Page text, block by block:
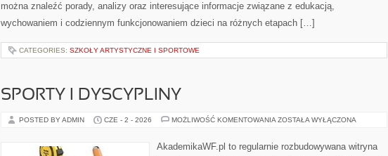
można znaleźć porady, analizy oraz interesujące informacje związane z edukacją,
wychowaniem i codziennym funkcjonowaniem dzieci na różnych etapach […]
CATEGORIES: SZKOŁY ARTYSTYCZNE I SPORTOWE
SPORTY I DYSCYPLINY
POSTED BY ADMIN CZE - 2 - 2026 MOŻLIWOŚĆ KOMENTOWANIA SPORTY
ZOSTAŁA WYŁĄCZONA
AkademikaWF.pl to regularnie rozbudowywana witryna